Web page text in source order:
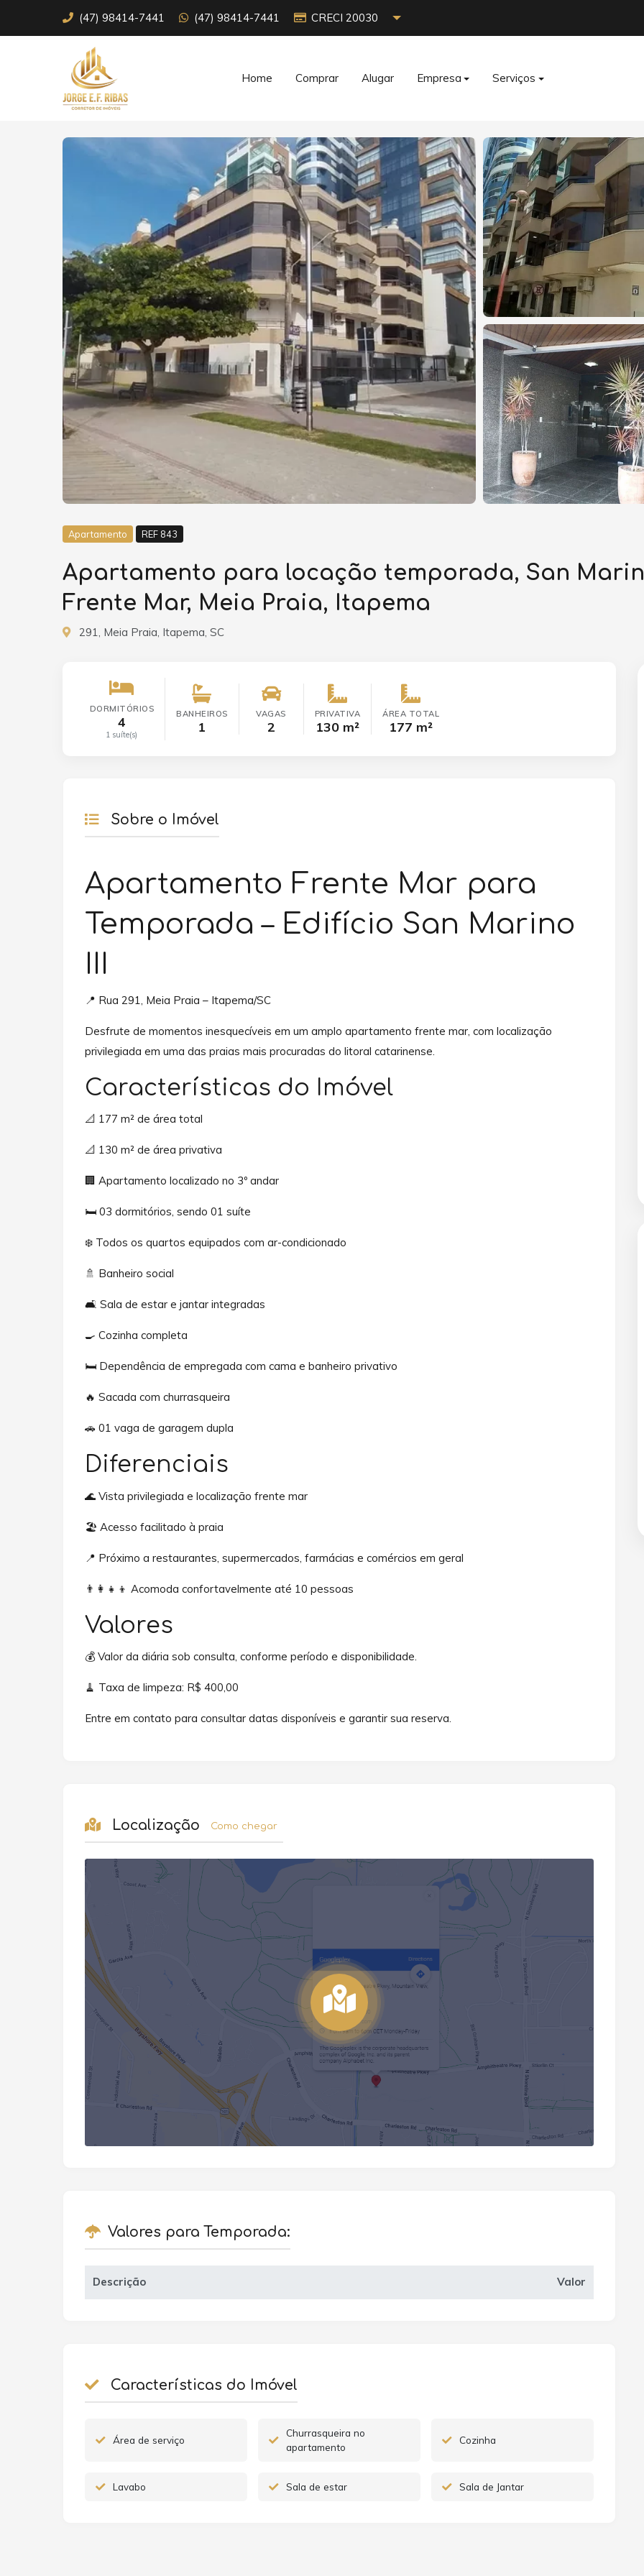
(47) 98414-7441 (47) 98414-7441 CRECI 20030
Home Comprar Alugar Empresa Serviços
Apartamento REF 843
Apartamento para locação temporada, San
Frente Mar, Meia Praia, Itapema
291, Meia Praia, Itapema, SC
DORMITÓRIOS
4
1 suíte(s)
BANHEIROS
1
VAGAS
2
PRIVATIVA
130 m²
ÁREA TOTAL
177 m²
Sobre o Imóvel
Apartamento Frente Mar para
Temporada – Edifício San Marino
III
📍 Rua 291, Meia Praia – Itapema/SC
Desfrute de momentos inesquecíveis em um amplo apartamento frente mar, com localização
privilegiada em uma das praias mais procuradas do litoral catarinense.
Características do Imóvel
📐 177 m² de área total
📐 130 m² de área privativa
🏢 Apartamento localizado no 3º andar
🛏️ 03 dormitórios, sendo 01 suíte
❄️ Todos os quartos equipados com ar-condicionado
🚿 Banheiro social
🛋️ Sala de estar e jantar integradas
🍳 Cozinha completa
🛏️ Dependência de empregada com cama e banheiro privativo
🔥 Sacada com churrasqueira
🚗 01 vaga de garagem dupla
Diferenciais
🌊 Vista privilegiada e localização frente mar
🏖️ Acesso facilitado à praia
📍 Próximo a restaurantes, supermercados, farmácias e comércios em geral
👨‍👩‍👧‍👦 Acomoda confortavelmente até 10 pessoas
Valores
💰 Valor da diária sob consulta, conforme período e disponibilidade.
🧹 Taxa de limpeza: R$ 400,00
Entre em contato para consultar datas disponíveis e garantir sua reserva.
Localização Como chegar
Valores para Temporada:
Descrição Valor
Características do Imóvel
Área de serviço
Churrasqueira no
apartamento
Cozinha
Lavabo Sala de estar Sala de Jantar